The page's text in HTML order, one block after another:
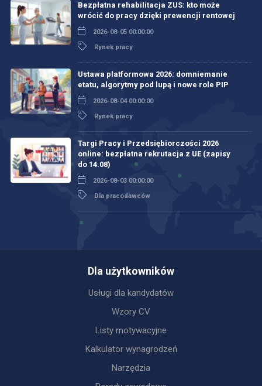
Bezpłatna rehabilitacja ZUS: kto może
wrócić do pracy dzięki prewencji rentowej
2026-08-05 00:00:00
Rynek pracy
Ustawa platformowa 2026: domniemanie
etatu, algorytmy pod lupą i nowe role PIP
2026-08-04 00:00:00
Rynek pracy
Targi Pracy i Przedsiębiorczości 2026
online: bezpłatna rekrutacja z UE (zapisy
do 14.08)
2026-08-03 00:00:00
Dla pracodawców
Dla użytkowników
Usługi dla kandydatów
Wzory CV
Listy motywacyjne
Kalkulator wynagrodzeń
Narzędzia